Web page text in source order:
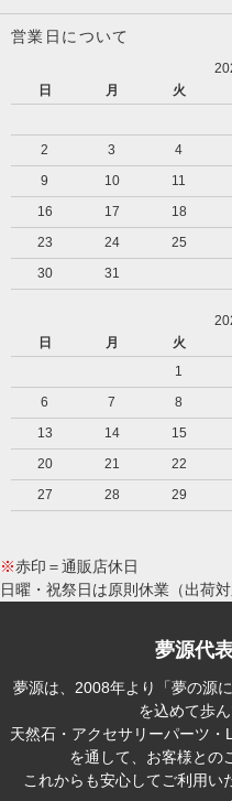
営業日について
日
月 火
2
3 4
9
10 11
16
17 18
23
24 25
30
31
日
月 火
1
6
7 8
13
14 15
20
21 22
27
28 29
※赤印＝通販店休日
日曜・祝祭日は原則休業（出荷
夢源代
夢源は、2008年より「夢の源
を込めて歩
天然石・アクセサリーパーツ
を通して、お客様との
これからも安心してご利用い